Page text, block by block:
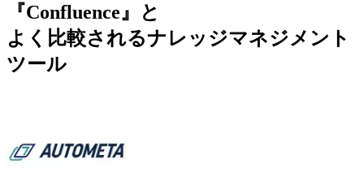
『Confluence』と
よく比較されるナレッジマネジメント
ツール